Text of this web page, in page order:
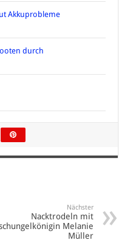
Akkuprobleme
durch
Nächster
Nacktrodeln mit
Melanie
Müller